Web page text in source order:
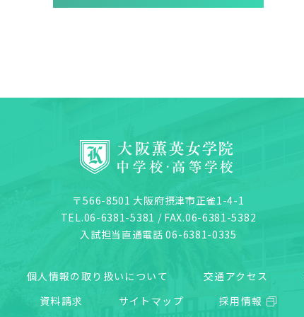
〒566-8501 大阪府摂津市正雀1-4-1
TEL.06-6381-5381 / FAX.06-6381-5382
入試担当直通電話 06-6381-0335
個人情報の取り扱いについて 交通アクセス
資料請求
サイトマップ 採用情報